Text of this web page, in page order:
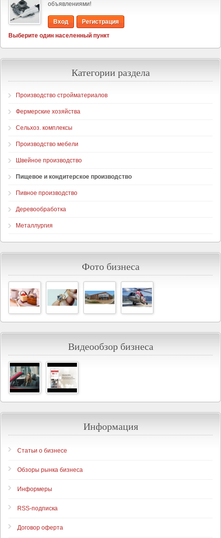
объявлениями!
Вход
Регистрация
Выберите один населенный пункт
Категории раздела
Производство стройматериалов
Фермерские хозяйства
Сельхоз. комплексы
Производство мебели
Швейное производство
Пищевое и кондитерское производство
Пивное производство
Деревообработка
Металлургия
Фото бизнеса
Видеообзор бизнеса
Информация
Статьи о бизнесе
Обзоры рынка бизнеса
Информеры
RSS-подписка
Договор оферта